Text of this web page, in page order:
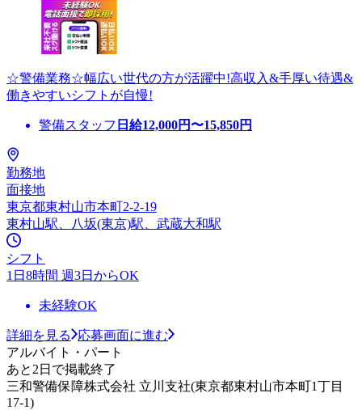
☆警備業務☆幅広い世代の方が活躍中!高収入&手厚い待遇&
働きやすいシフトが自慢!
警備スタッフ 日給12,000円〜15,850円
勤務地
面接地
東京都東村山市本町2-2-19
東村山駅、八坂(東京)駅、武蔵大和駅
シフト
1日8時間 週3日からOK
未経験OK
詳細を見る
応募画面に進む
アルバイト・パート
あと2日で掲載終了
三和警備保障株式会社 立川支社(東京都東村山市本町1丁目
17-1)